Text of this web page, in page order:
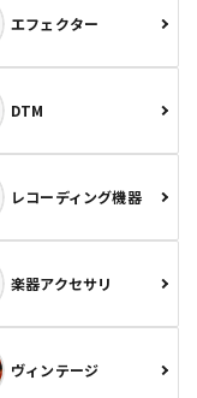
エフェクター
DTM
レコーディング機器
楽器アクセサリ
ヴィンテージ